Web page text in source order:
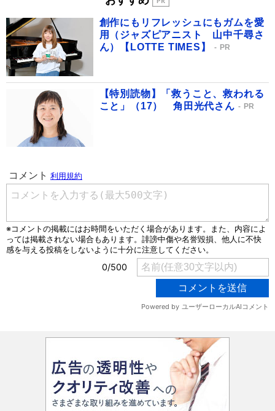
創作にもリフレッシュにもガムを愛
用（ジャズピアニスト 山中千尋さ
ん）【LOTTE TIMES】
PR
【特別読物】「救うこと、救われる
こと」（17） 角田光代さん
PR